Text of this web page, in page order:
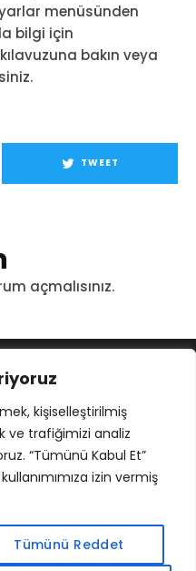
kişiselleştirilmiş
ve trafiğimizi analiz
“Tümünü Kabul Et”
izin vermiş
Tümünü Reddet
menüsünden
bilgi için
bakın veya
TWEET
açmalısınız.
MAXIMUMPCGUIDES